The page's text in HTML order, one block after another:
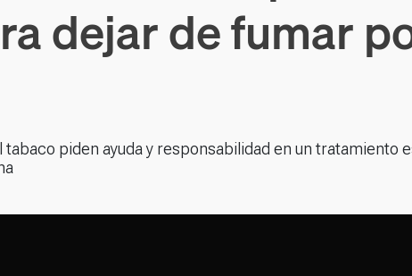
dejar de fumar
piden ayuda y responsabilidad en un tratamiento